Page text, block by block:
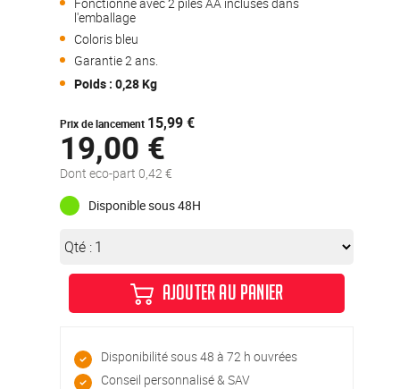
l'emballage
Coloris bleu
Garantie 2 ans.
Poids : 0,28 Kg
Prix de lancement 15,99 €
19,00 €
Dont eco-part 0,42 €
Disponible sous 48H
Qté :
AJOUTER AU PANIER
Disponibilité sous 48 à 72 h ouvrées
Conseil personnalisé & SAV